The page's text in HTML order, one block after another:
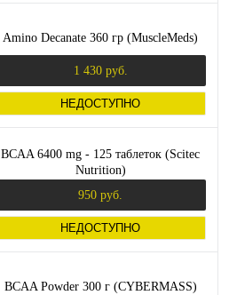
Amino Decanate 360 гр (MuscleMeds)
1 430 руб.
НЕДОСТУПНО
BCAA 6400 mg - 125 таблеток (Scitec
Nutrition)
950 руб.
НЕДОСТУПНО
BCAA Powder 300 г (CYBERMASS)